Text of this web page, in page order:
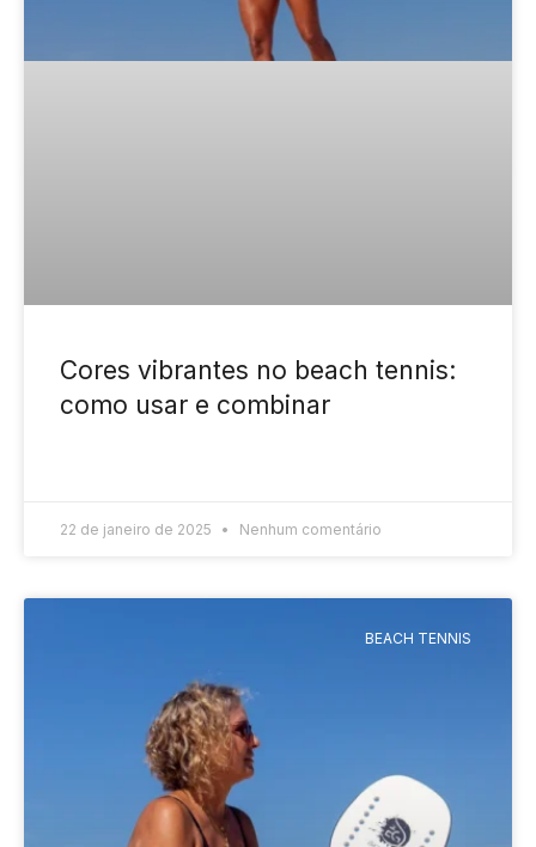
Cores vibrantes no beach tennis:
como usar e combinar
22 de janeiro de 2025 Nenhum comentário
BEACH TENNIS